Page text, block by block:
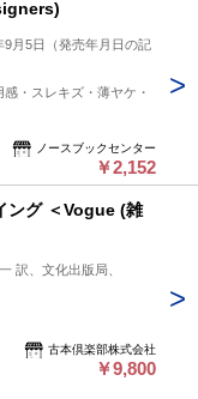
9月5日（発売年月日の記
・スレキズ・薄ヤケ・
ノースブックセンター
￥2,152
ング ＜Vogue (雑
訳、文化出版局、
古本倶楽部株式会社
￥9,800